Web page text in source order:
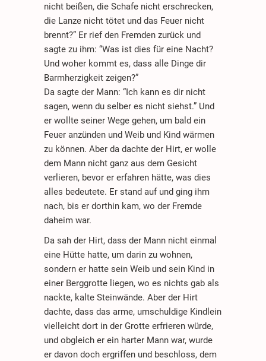
nicht beißen, die Schafe nicht erschrecken,
die Lanze nicht tötet und das Feuer nicht
brennt?” Er rief den Fremden zurück und
sagte zu ihm: “Was ist dies für eine Nacht?
Und woher kommt es, dass alle Dinge dir
Barmherzigkeit zeigen?”
Da sagte der Mann: “Ich kann es dir nicht
sagen, wenn du selber es nicht siehst.” Und
er wollte seiner Wege gehen, um bald ein
Feuer anzünden und Weib und Kind wärmen
zu können. Aber da dachte der Hirt, er wolle
dem Mann nicht ganz aus dem Gesicht
verlieren, bevor er erfahren hätte, was dies
alles bedeutete. Er stand auf und ging ihm
nach, bis er dorthin kam, wo der Fremde
daheim war.
Da sah der Hirt, dass der Mann nicht einmal
eine Hütte hatte, um darin zu wohnen,
sondern er hatte sein Weib und sein Kind in
einer Berggrotte liegen, wo es nichts gab als
nackte, kalte Steinwände. Aber der Hirt
dachte, dass das arme, umschuldige Kindlein
vielleicht dort in der Grotte erfrieren würde,
und obgleich er ein harter Mann war, wurde
er davon doch ergriffen und beschloss, dem